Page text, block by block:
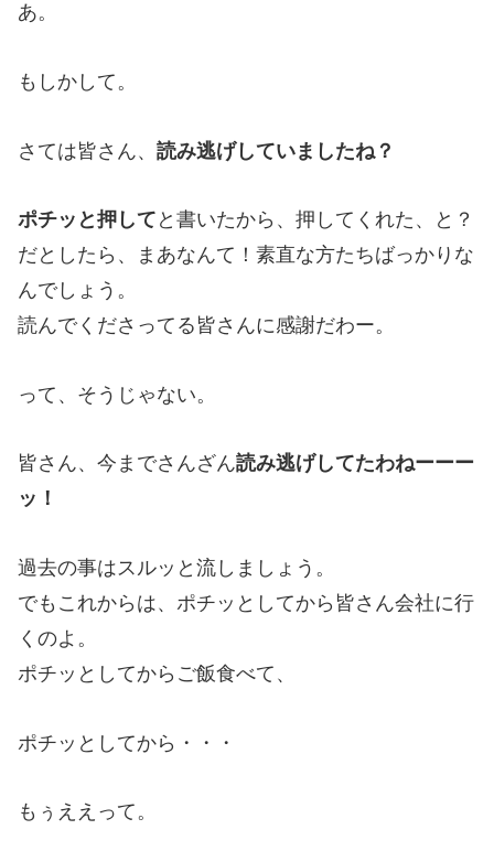
あ。
もしかして。
さては皆さん、 読み逃げしていましたね？
ポチッと押して と書いたから、押してくれた、と？
だとしたら、まあなんて！素直な方たちばっかりな
んでしょう。
読んでくださってる皆さんに感謝だわー。
って、そうじゃない。
皆さん、今までさんざん読み逃げしてたわねーーー
ッ！
過去の事はスルッと流しましょう。
でもこれからは、ポチッとしてから皆さん会社に行
くのよ。
ポチッとしてからご飯食べて、
ポチッとしてから・・・
もぅええって。